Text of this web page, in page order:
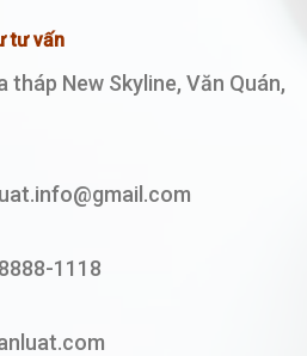
tư vấn
tháp New Skyline, Văn Quán,
1118